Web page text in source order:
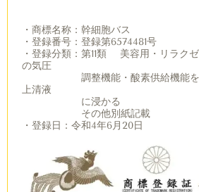
・商標名称：幹細胞バス
・登録番号：登録第6574481号
・登録分類：第11類 美容用・リラク
の気圧
調整機能・酸素供給機能を備
上清液
に浸かる
その他別紙記載
・登録日：令和4年6月20日